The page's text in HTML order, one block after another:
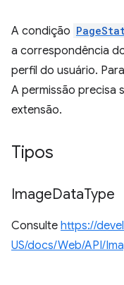
A condição
a correspondência
perfil do usuário.
A permissão precisa
extensão.
Tipos
ImageDataType
Consulte https://
US/docs/Web/API/